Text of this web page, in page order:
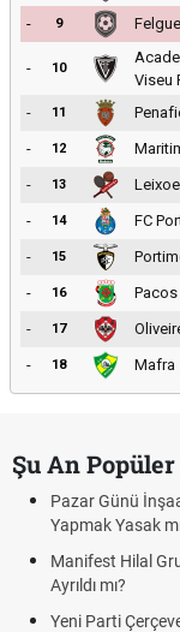
-
9
- 10
Viseu
- 11
-
12
-
13
-
14 FC
-
15
-
16 Pacos
-
17
-
18 Mafra
Şu An
Pazar Günü
Yapmak Yasak
Manifest Hilal
Ayrıldı mı?
Yeni Parti